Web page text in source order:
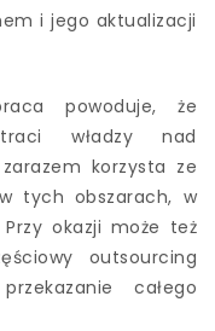
i jego aktualizacji
powoduje, że
władzy nad
korzysta ze
tych obszarach, w
okazji może też
outsourcing
całego